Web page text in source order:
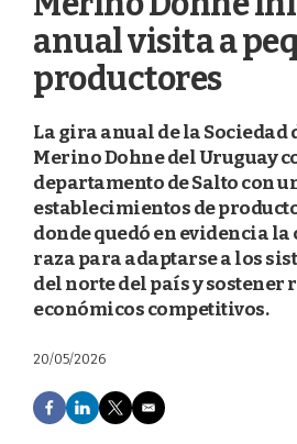
anual visita a
productores
La gira anual de la Sociedad
Merino Dohne del Uruguay
departamento de Salto con
establecimientos de
donde quedó en evidencia la
raza para adaptarse a los
del norte del país y sostener
económicos competitivos.
20/05/2026
F
a
L
i
T
w
E
m